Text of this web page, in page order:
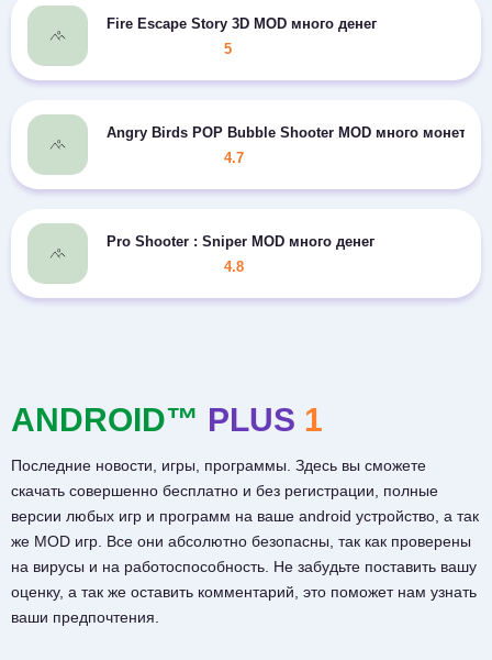
Fire Escape Story 3D MOD много денег
5
Angry Birds POP Bubble Shooter MOD много монет
4.7
Pro Shooter : Sniper MOD много денег
4.8
ANDROID™ PLUS 1
Последние новости, игры, программы. Здесь вы сможете
скачать совершенно бесплатно и без регистрации, полные
версии любых игр и программ на ваше android устройство, а так
же MOD игр. Все они абсолютно безопасны, так как проверены
на вирусы и на работоспособность. Не забудьте поставить вашу
оценку, а так же оставить комментарий, это поможет нам узнать
ваши предпочтения.